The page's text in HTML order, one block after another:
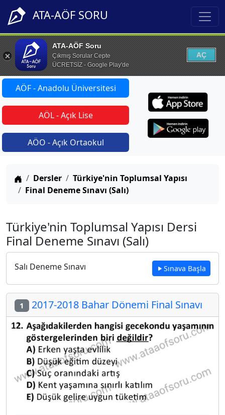
ATA-AÖF SORU
ATA-AÖF Soru
Çıkmış Sorular Cepte
ÜCRETSİZ - Google Play'de
AÇ
AÖF - Anadolu Üniversitesi
AÖL - Açık Lise
AÖO - Açık Ortaokul
Anasayfa
Dersler
Türkiye'nin Toplumsal Yapısı
Final Deneme Sınavı (Salı)
Türkiye'nin Toplumsal Yapısı Dersi
Final Deneme Sınavı (Salı)
Salı Deneme Sınavı Sınava Başla
1 2017-2018 Bahar Dönemi Final Sınavı